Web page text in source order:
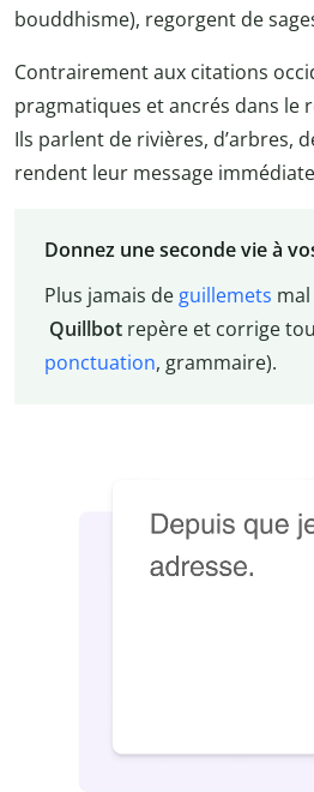
bouddhisme), regorgent de
Contrairement aux citations
pragmatiques et ancrés dans le
Ils parlent de rivières, d’arbres,
rendent leur message
Donnez une seconde vie à
Plus jamais de guillemets
Quillbot repère et corrige
ponctuation, grammaire).